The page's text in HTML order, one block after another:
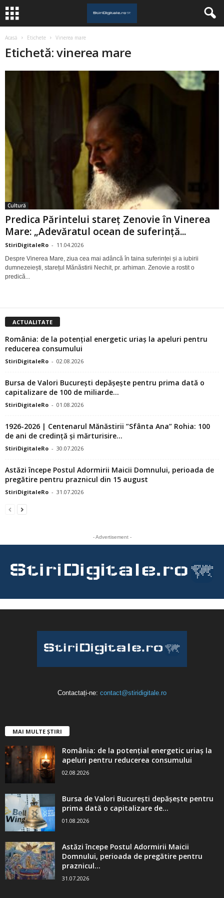
Acasă Etichete Vinerea mare
Etichetă: vinerea mare
Cultură
Predica Părintelui stareț Zenovie în Vinerea
Mare: „Adevăratul ocean de suferință...
StiriDigitaleRo - 11.04.2026
Despre Vinerea Mare, ziua cea mai adâncă în taina suferinței și a iubirii
dumnezeiești, starețul Mănăstirii Nechit, pr. arhiman. Zenovie a rostit o
predică...
ACTUALITATE
România: de la potențial energetic uriaș la apeluri pentru
reducerea consumului
StiriDigitaleRo - 02.08.2026
Bursa de Valori București depășește pentru prima dată o
capitalizare de 100 de miliarde...
StiriDigitaleRo - 01.08.2026
1926-2026 | Centenarul Mănăstirii ”Sfânta Ana” Rohia: 100
de ani de credință și mărturisire...
StiriDigitaleRo - 30.07.2026
Astăzi începe Postul Adormirii Maicii Domnului, perioada de
pregătire pentru praznicul din 15 august
StiriDigitaleRo - 31.07.2026
- Advertisement -
Contactați-ne: contact@stiridigitale.ro
MAI MULTE ȘTIRI
România: de la potențial energetic uriaș la
apeluri pentru reducerea consumului
02.08.2026
Bursa de Valori București depășește pentru
prima dată o capitalizare de...
01.08.2026
Astăzi începe Postul Adormirii Maicii
Domnului, perioada de pregătire pentru
praznicul...
31.07.2026